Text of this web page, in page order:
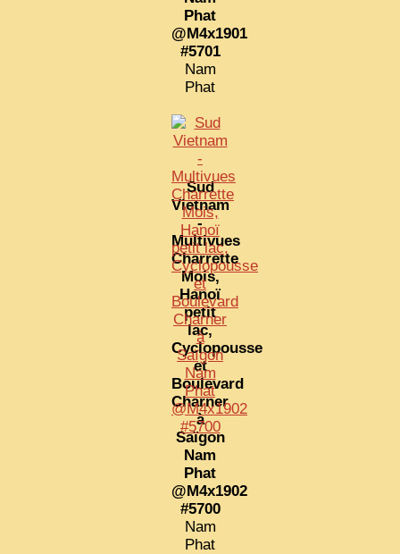
Phat
@M4x1901
#5701
Nam
Phat
Sud
Vietnam
-
Multivues
Charrette
Mois,
Hanoï
petit
lac,
Cyclopousse
et
Boulevard
Charner
à
Saïgon
Nam
Phat
@M4x1902
#5700
Nam
Phat